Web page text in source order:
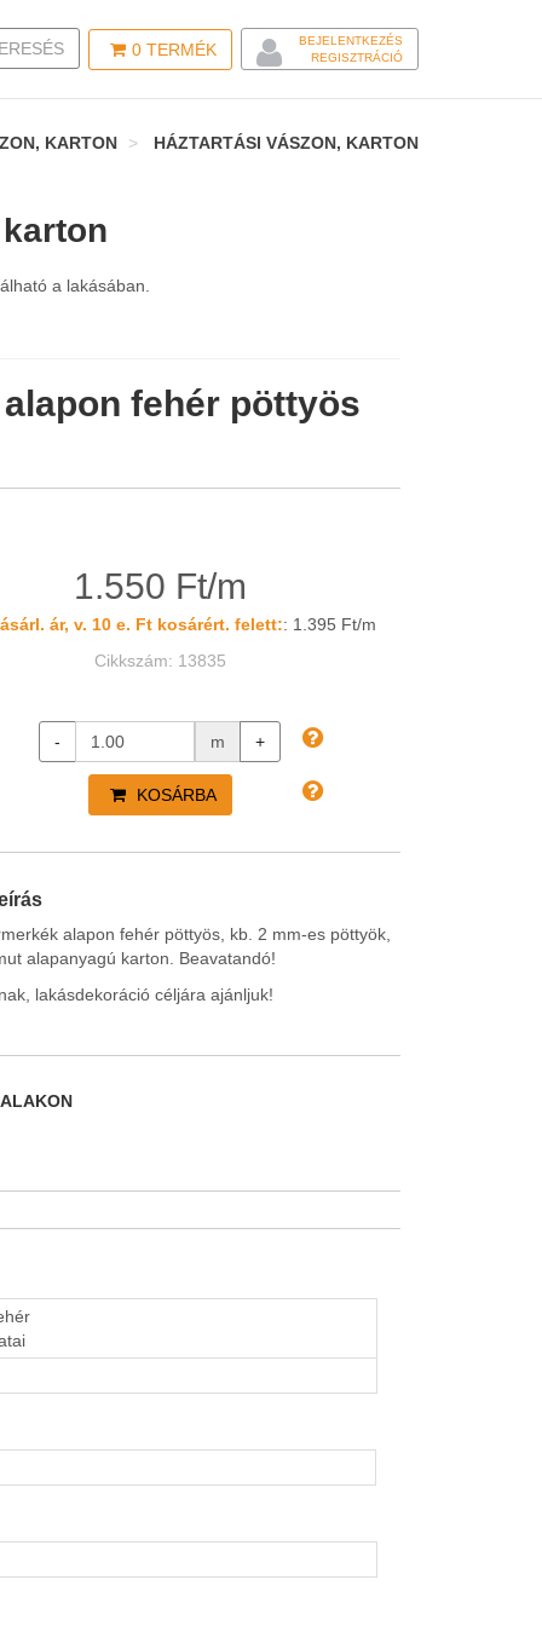
0 TERMÉK
BEJELENTKEZÉS
REGISZTRÁCIÓ
SEARCH
KARTON HÁZTARTÁSI VÁSZON, KARTON
a lakásában.
fehér pöttyös
1.550 Ft/m
ár, v. 10 e. Ft kosárért. felett:: 1.395 Ft/m
Cikkszám: 13835
- m +
KOSÁRBA
alapon fehér pöttyös, kb. 2 mm-es pöttyök,
alapanyagú karton. Beavatandó!
lakásdekoráció céljára ajánljuk!